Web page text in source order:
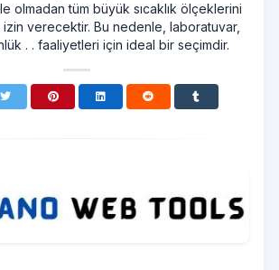
olmadan tüm büyük sıcaklık ölçeklerini
verecektir. Bu nedenle, laboratuvar,
. . faaliyetleri için ideal bir seçimdir.